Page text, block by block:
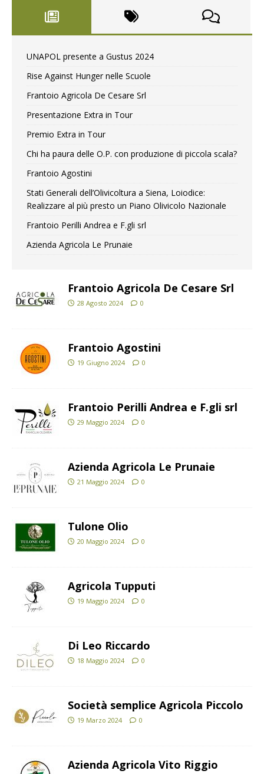
UNAPOL presente a Gustus 2024
Rise Against Hunger nelle Scuole
Frantoio Agricola De Cesare Srl
Presentazione Extra in Tour
Premio Extra in Tour
Chi ha paura delle O.P. con produzione di piccola scala?
Frantoio Agostini
Stati Generali dell’Olivicoltura a Siena, Loiodice:
Realizzare al più presto un Piano Olivicolo Nazionale
Frantoio Perilli Andrea e F.gli srl
Azienda Agricola Le Prunaie
Frantoio Agricola De Cesare Srl
28 Agosto 2024 0
Frantoio Agostini
19 Giugno 2024 0
Frantoio Perilli Andrea e F.gli srl
29 Maggio 2024 0
Azienda Agricola Le Prunaie
21 Maggio 2024 0
Tulone Olio
20 Maggio 2024 0
Agricola Tupputi
19 Maggio 2024 0
Di Leo Riccardo
18 Maggio 2024 0
Società semplice Agricola Piccolo
19 Marzo 2024 0
Azienda Agricola Vito Riggio